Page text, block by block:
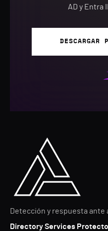
AD y Entra
DESCARGAR
Detección y respuesta ante
Directory Services